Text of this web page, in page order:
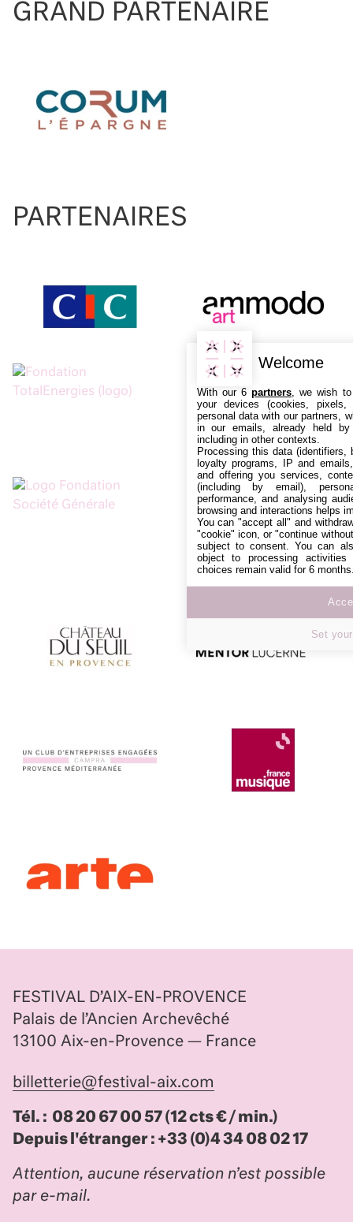
GRAND PARTENAIRE
PARTENAIRES
FESTIVAL D’AIX-EN-PROVENCE
Palais de l’Ancien Archevêché
13100 Aix-en-Provence — France
billetterie@festival-aix.com
Tél. : 08 20 67 00 57 (12 cts € / min.)
Depuis l'étranger : +33 (0)4 34 08 02 17
Attention, aucune réservation n’est possible
par e-mail.
Welcome
With our 6partners , we wish
your devices (cookies,
personal data with our partners,
in our emails, already held
including in other contexts.
Processing this data (identifiers,
loyalty programs, IP and
and offering you services,
(including by email),
performance, and analysing
browsing and interactions helps
You can "accept all" and
"cookie" icon, or "continue
subject to consent. You can
object to processing
choices remain valid for 6
Set